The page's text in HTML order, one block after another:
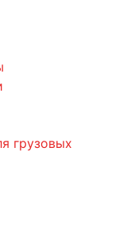
грузовых